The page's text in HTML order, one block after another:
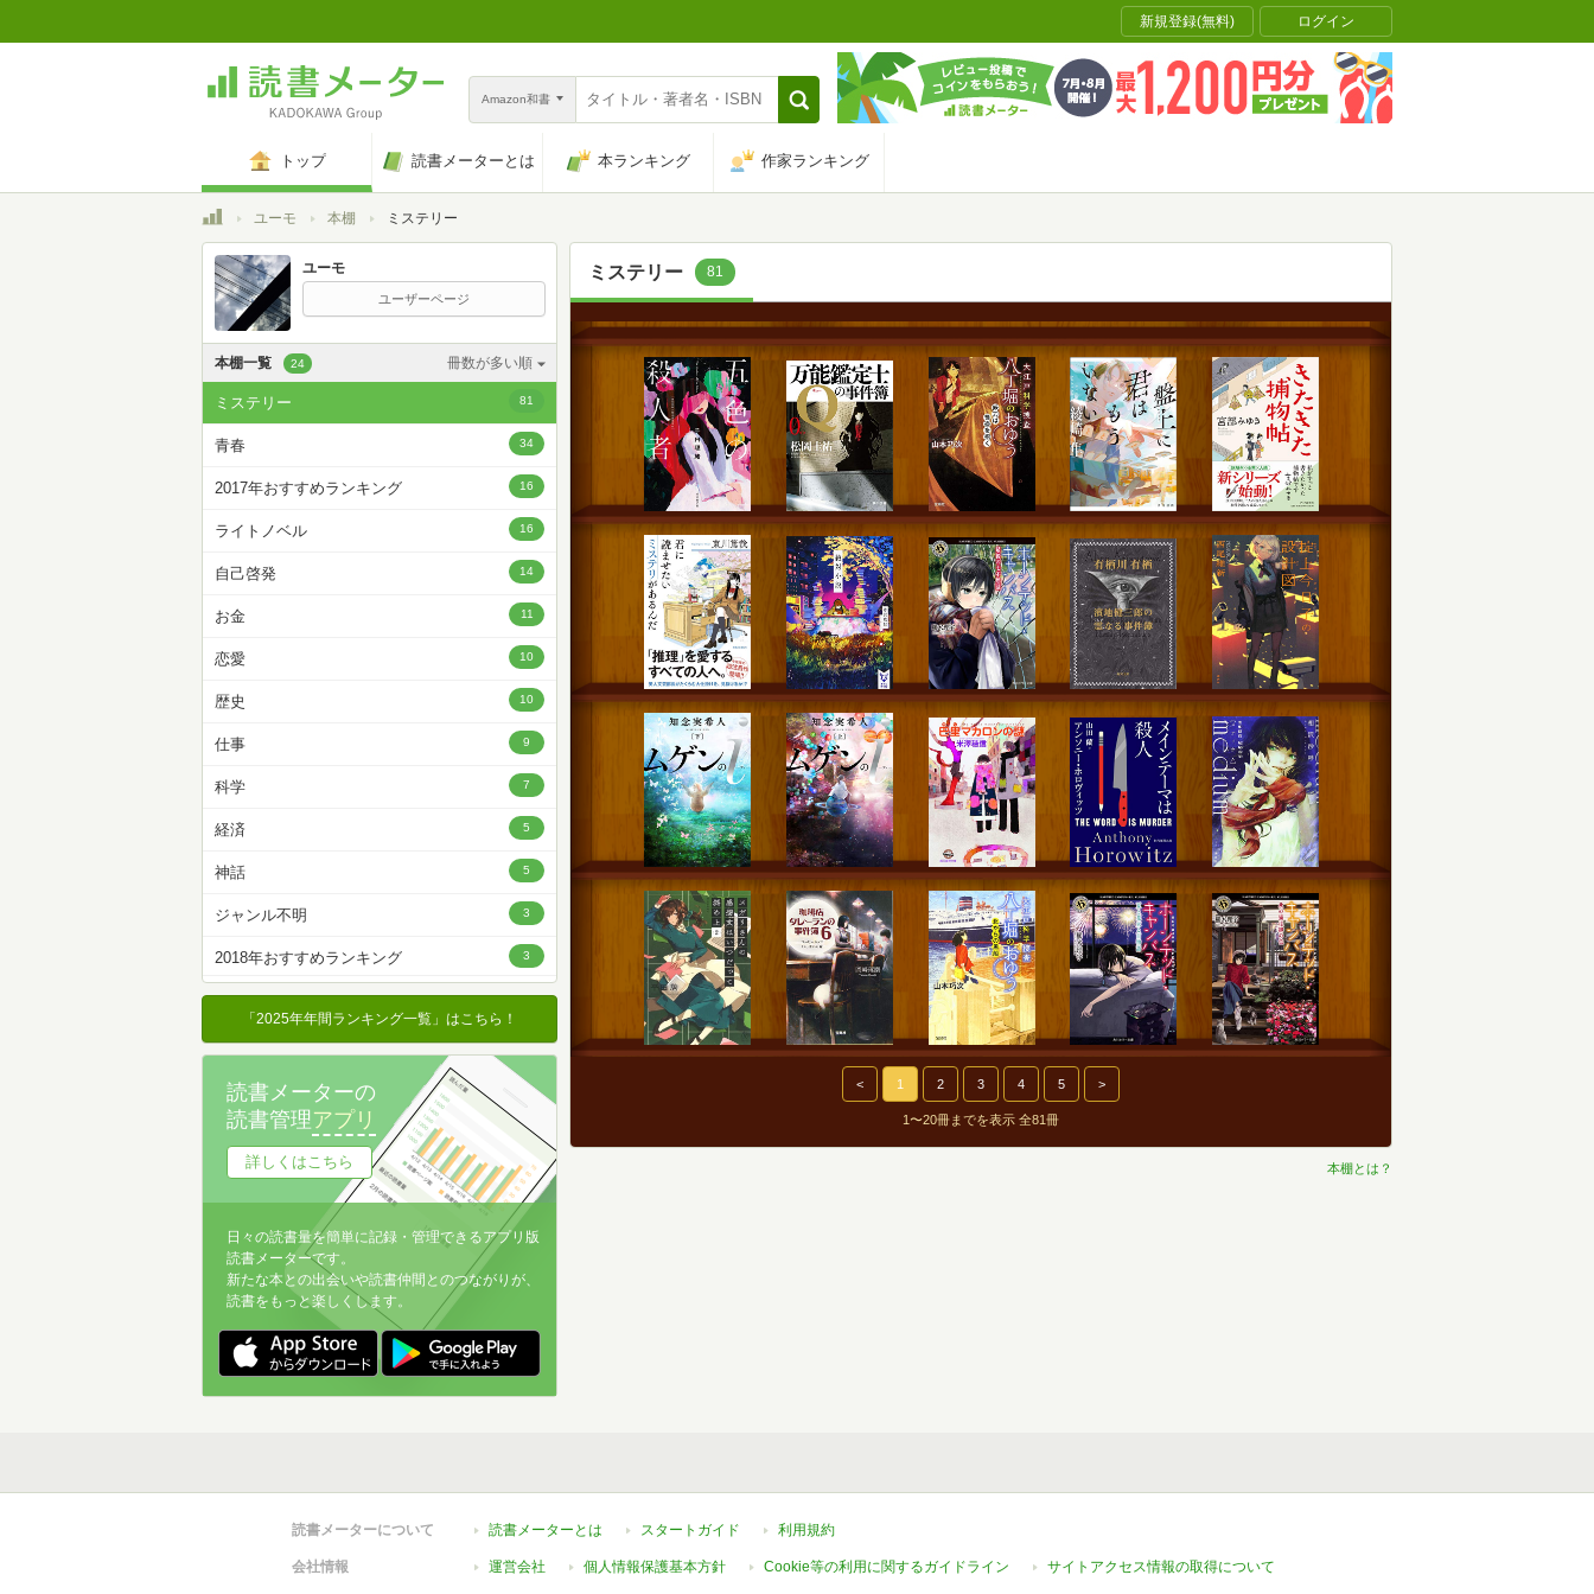
新規登録(無料) ログイン
Amazon和書
トップ 読書メーターとは 本ランキング 作家ランキング
トップユーモ 本棚 ミステリー
ユーモ
ユーザーページ
本棚一覧 24 冊数が多い順
カスタム順
登録日時が新しい順
登録日時が古い順
冊数が多い順
冊数が少ない順
ミステリー 81
青春 34
2017年おすすめランキング 16
ライトノベル 16
自己啓発 14
お金 11
恋愛 10
歴史 10
仕事 9
科学 7
経済 5
神話 5
ジャンル不明 3
2018年おすすめランキング 3
経営 3
クイズ 3
特集 2
俳句 2
雑学 2
2
藝術
恐妻家
健康
「2025年年間ランキング一覧」はこちら！
読書メーターの
読書管理アプリ
詳しくはこちら
日々の読書量を簡単に記録・管理できるアプリ版
読書メーターです。
新たな本との出会いや読書仲間とのつながりが、
読書をもっと楽しくします。
ミステリー 81
< 1 2 3 4 5 >
1〜20冊までを表示 全81冊
本棚とは？
読書メーターについて 読書メーターとは スタートガイド 利用規約
会社情報 運営会社 個人情報保護基本方針 Cookie等の利用に関するガイドライン サイトアクセス情報の取得について